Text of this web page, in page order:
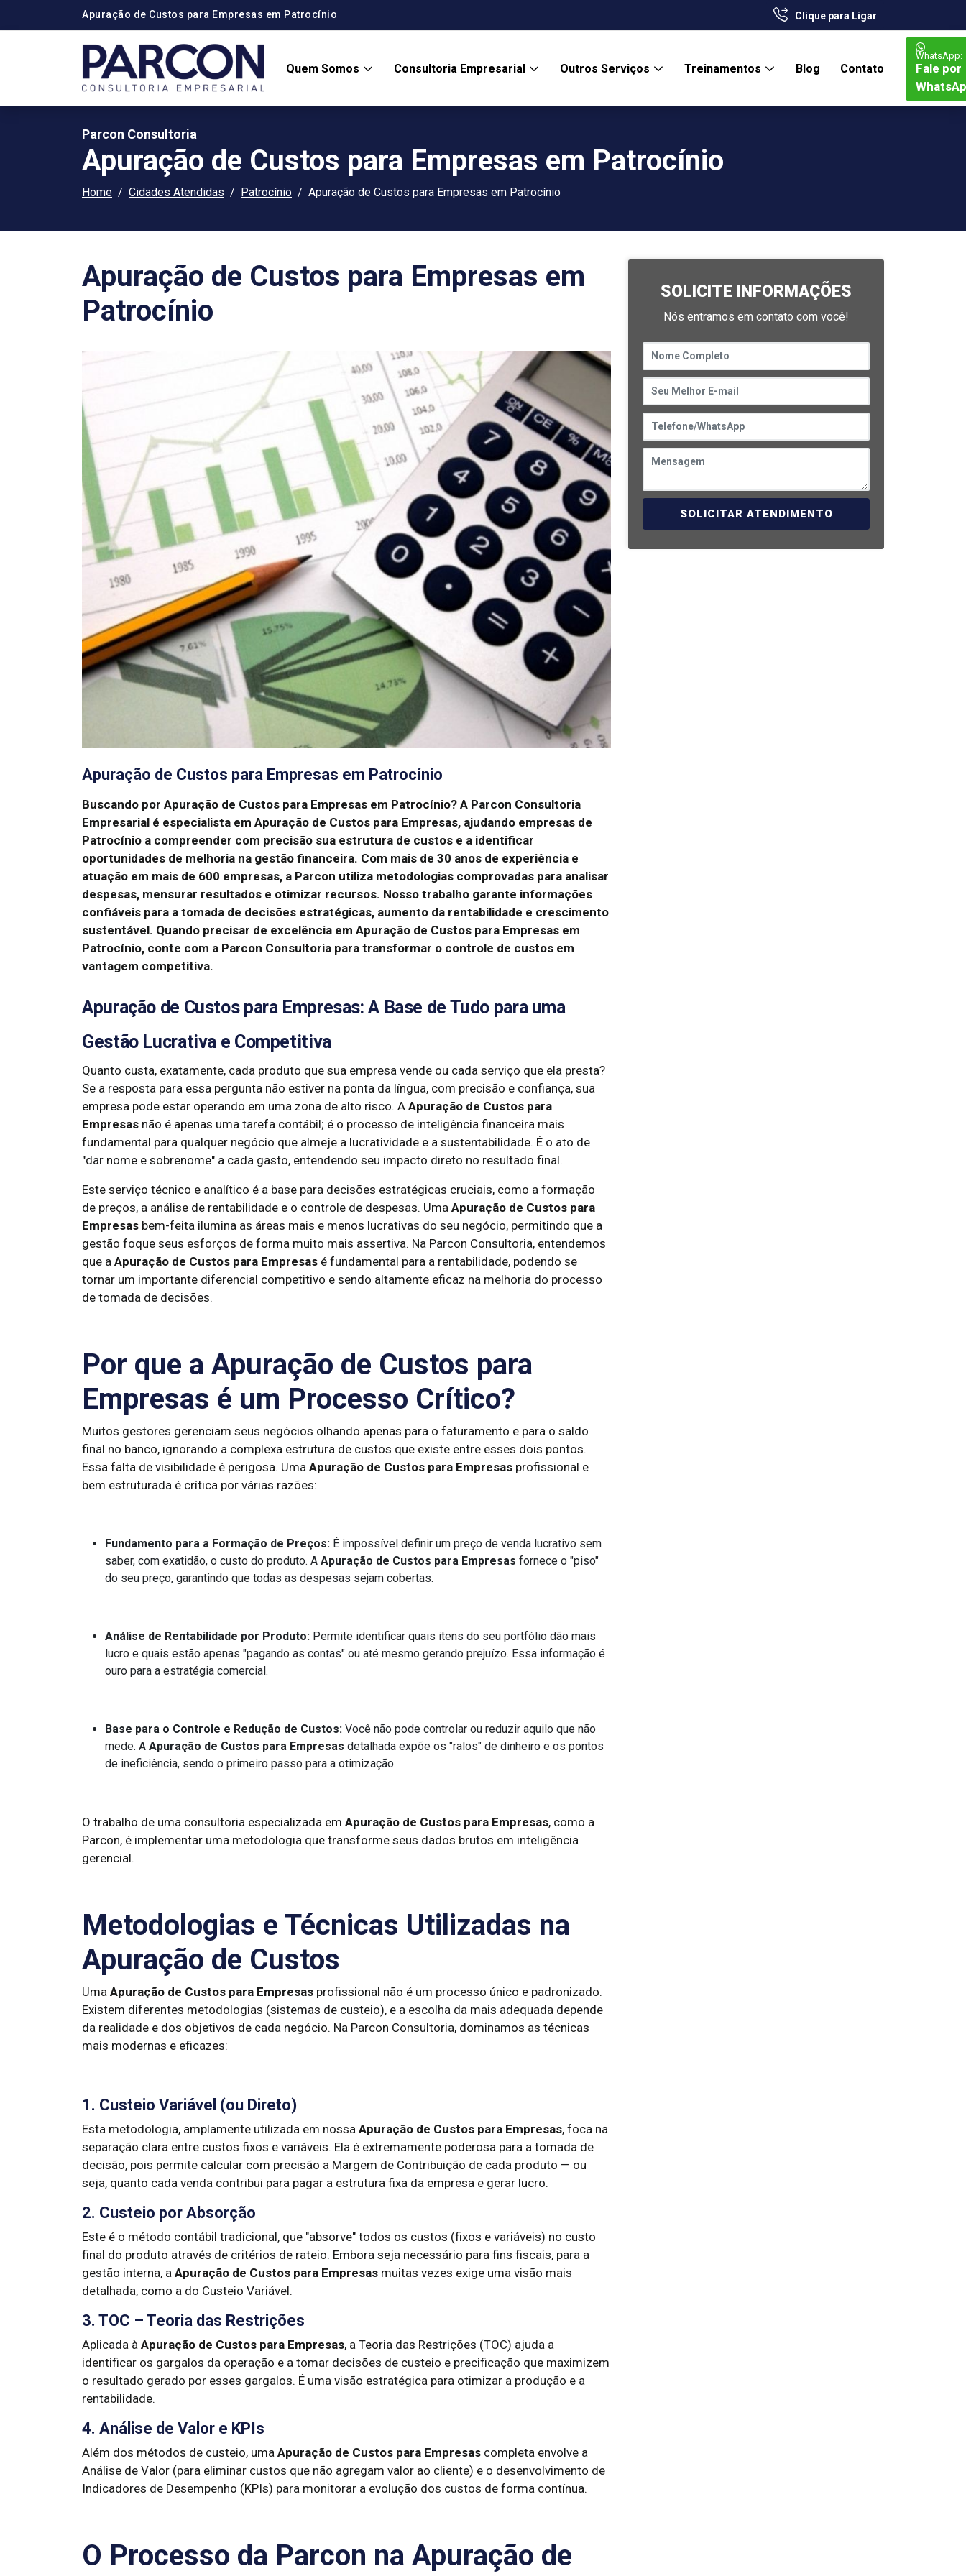
Apuração de Custos para Empresas em Patrocínio Clique para Ligar
WhatsApp:
Fale por
Quem Somos Consultoria Empresarial Outros Serviços Treinamentos Blog Contato
Parcon Consultoria
Apuração de Custos para Empresas em Patrocínio
Home Cidades Atendidas Patrocínio Apuração de Custos para Empresas em Patrocínio
Apuração de Custos para Empresas em
Patrocínio
Apuração de Custos para Empresas em Patrocínio
Buscando por Apuração de Custos para Empresas em Patrocínio? A Parcon Consultoria
Empresarial é especialista em Apuração de Custos para Empresas, ajudando empresas de
Patrocínio a compreender com precisão sua estrutura de custos e a identificar
oportunidades de melhoria na gestão financeira. Com mais de 30 anos de experiência e
atuação em mais de 600 empresas, a Parcon utiliza metodologias comprovadas para analisar
despesas, mensurar resultados e otimizar recursos. Nosso trabalho garante informações
confiáveis para a tomada de decisões estratégicas, aumento da rentabilidade e crescimento
sustentável. Quando precisar de excelência em Apuração de Custos para Empresas em
Patrocínio, conte com a Parcon Consultoria para transformar o controle de custos em
vantagem competitiva.
Apuração de Custos para Empresas: A Base de Tudo para uma
Gestão Lucrativa e Competitiva
Quanto custa, exatamente, cada produto que sua empresa vende ou cada serviço que ela presta?
Se a resposta para essa pergunta não estiver na ponta da língua, com precisão e confiança, sua
empresa pode estar operando em uma zona de alto risco. A Apuração de Custos para
Empresas não é apenas uma tarefa contábil; é o processo de inteligência financeira mais
fundamental para qualquer negócio que almeje a lucratividade e a sustentabilidade. É o ato de
"dar nome e sobrenome" a cada gasto, entendendo seu impacto direto no resultado final.
Este serviço técnico e analítico é a base para decisões estratégicas cruciais, como a formação
de preços, a análise de rentabilidade e o controle de despesas. Uma Apuração de Custos para
Empresas bem-feita ilumina as áreas mais e menos lucrativas do seu negócio, permitindo que a
gestão foque seus esforços de forma muito mais assertiva. Na Parcon Consultoria, entendemos
que a Apuração de Custos para Empresas é fundamental para a rentabilidade, podendo se
tornar um importante diferencial competitivo e sendo altamente eficaz na melhoria do processo
de tomada de decisões.
Por que a Apuração de Custos para
Empresas é um Processo Crítico?
Muitos gestores gerenciam seus negócios olhando apenas para o faturamento e para o saldo
final no banco, ignorando a complexa estrutura de custos que existe entre esses dois pontos.
Essa falta de visibilidade é perigosa. Uma Apuração de Custos para Empresas profissional e
bem estruturada é crítica por várias razões:
Fundamento para a Formação de Preços: É impossível definir um preço de venda lucrativo sem
saber, com exatidão, o custo do produto. A Apuração de Custos para Empresas fornece o "piso"
do seu preço, garantindo que todas as despesas sejam cobertas.
Análise de Rentabilidade por Produto: Permite identificar quais itens do seu portfólio dão mais
lucro e quais estão apenas "pagando as contas" ou até mesmo gerando prejuízo. Essa informação é
ouro para a estratégia comercial.
Base para o Controle e Redução de Custos: Você não pode controlar ou reduzir aquilo que não
mede. A Apuração de Custos para Empresas detalhada expõe os "ralos" de dinheiro e os pontos
de ineficiência, sendo o primeiro passo para a otimização.
O trabalho de uma consultoria especializada em Apuração de Custos para Empresas, como a
Parcon, é implementar uma metodologia que transforme seus dados brutos em inteligência
gerencial.
Metodologias e Técnicas Utilizadas na
Apuração de Custos
Uma Apuração de Custos para Empresas profissional não é um processo único e padronizado.
Existem diferentes metodologias (sistemas de custeio), e a escolha da mais adequada depende
da realidade e dos objetivos de cada negócio. Na Parcon Consultoria, dominamos as técnicas
mais modernas e eficazes:
1. Custeio Variável (ou Direto)
Esta metodologia, amplamente utilizada em nossa Apuração de Custos para Empresas, foca na
separação clara entre custos fixos e variáveis. Ela é extremamente poderosa para a tomada de
decisão, pois permite calcular com precisão a Margem de Contribuição de cada produto — ou
seja, quanto cada venda contribui para pagar a estrutura fixa da empresa e gerar lucro.
2. Custeio por Absorção
Este é o método contábil tradicional, que "absorve" todos os custos (fixos e variáveis) no custo
final do produto através de critérios de rateio. Embora seja necessário para fins fiscais, para a
gestão interna, a Apuração de Custos para Empresas muitas vezes exige uma visão mais
detalhada, como a do Custeio Variável.
3. TOC – Teoria das Restrições
Aplicada à Apuração de Custos para Empresas, a Teoria das Restrições (TOC) ajuda a
identificar os gargalos da operação e a tomar decisões de custeio e precificação que maximizem
o resultado gerado por esses gargalos. É uma visão estratégica para otimizar a produção e a
rentabilidade.
4. Análise de Valor e KPIs
Além dos métodos de custeio, uma Apuração de Custos para Empresas completa envolve a
Análise de Valor (para eliminar custos que não agregam valor ao cliente) e o desenvolvimento de
Indicadores de Desempenho (KPIs) para monitorar a evolução dos custos de forma contínua.
O Processo da Parcon na Apuração de
SOLICITE INFORMAÇÕES
Nós entramos em contato com você!
SOLICITAR ATENDIMENTO